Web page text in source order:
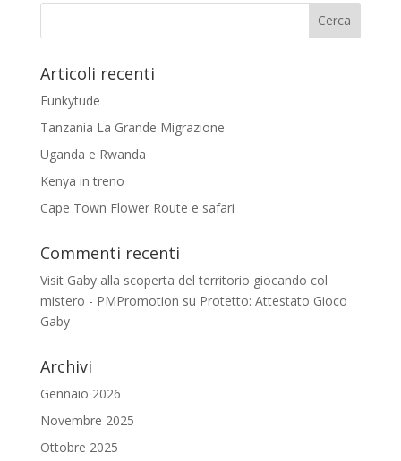
Articoli recenti
Funkytude
Tanzania La Grande Migrazione
Uganda e Rwanda
Kenya in treno
Cape Town Flower Route e safari
Commenti recenti
Visit Gaby alla scoperta del territorio giocando col
mistero - PMPromotion su Protetto: Attestato Gioco
Gaby
Archivi
Gennaio 2026
Novembre 2025
Ottobre 2025